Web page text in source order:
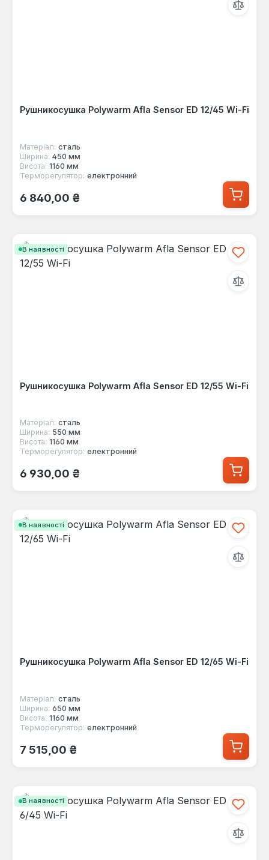
Рушникосушка Polywarm Afla Sensor ED 12/45 Wi-Fi
Матеріал: сталь
Ширина: 450 мм
Висота: 1160 мм
Терморегулятор: електронний
Звичайна ціна:
6 840,00 ₴
В наявності
Рушникосушка Polywarm Afla Sensor ED 12/55 Wi-Fi
Матеріал: сталь
Ширина: 550 мм
Висота: 1160 мм
Терморегулятор: електронний
Звичайна ціна:
6 930,00 ₴
В наявності
Рушникосушка Polywarm Afla Sensor ED 12/65 Wi-Fi
Матеріал: сталь
Ширина: 650 мм
Висота: 1160 мм
Терморегулятор: електронний
Звичайна ціна:
7 515,00 ₴
В наявності